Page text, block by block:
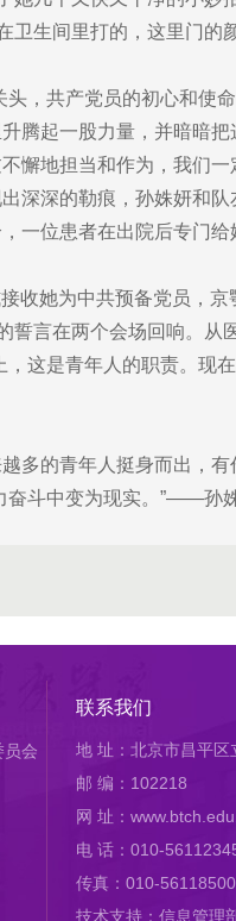
生间里打的，这里门的
共产党员的初心和使
腾起一股力量，并暗暗
懈地担当和作为，我们
深的勒痕，孙姝妍和队
一位患者在出院后专门
她为中共预备党员，京
言在两个会场回响。从
这是青年人的职责。现
的青年人挺身而出，有
奋斗中变为现实。”——孙
员会
联系我们
地 址：北京市昌平区
邮 编：102218
网 址：
电 话：010-
传真：010-56118500
技术支持：信息管理